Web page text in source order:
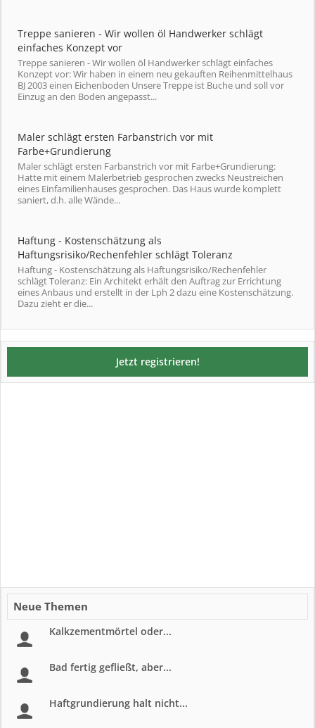
Treppe sanieren - Wir wollen öl Handwerker schlägt
einfaches Konzept vor
Treppe sanieren - Wir wollen öl Handwerker schlägt einfaches
Konzept vor: Wir haben in einem neu gekauften Reihenmittelhaus
BJ 2003 einen Eichenboden Unsere Treppe ist Buche und soll vor
Einzug an den Boden angepasst...
Maler schlägt ersten Farbanstrich vor mit
Farbe+Grundierung
Maler schlägt ersten Farbanstrich vor mit Farbe+Grundierung:
Hatte mit einem Malerbetrieb gesprochen zwecks Neustreichen
eines Einfamilienhauses gesprochen. Das Haus wurde komplett
saniert, d.h. alle Wände...
Haftung - Kostenschätzung als
Haftungsrisiko/Rechenfehler schlägt Toleranz
Haftung - Kostenschätzung als Haftungsrisiko/Rechenfehler
schlägt Toleranz: Ein Architekt erhält den Auftrag zur Errichtung
eines Anbaus und erstellt in der Lph 2 dazu eine Kostenschätzung.
Dazu zieht er die...
Jetzt registrieren!
Neue Themen
Kalkzementmörtel oder...
Bad fertig gefließt, aber...
Haftgrundierung halt nicht...